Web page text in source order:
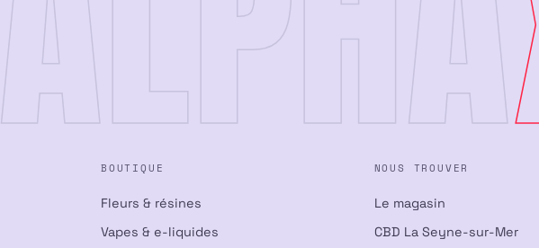
BOUTIQUE
Fleurs & résines
Vapes & e-liquides
NOUS TROUVER
Le magasin
CBD La Seyne-sur-Mer